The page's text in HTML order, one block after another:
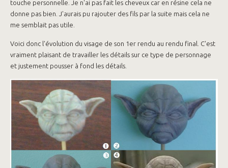
touche personnelle. Je n'ai pas fait les cheveux car en résine cela ne
donne pas bien. J'aurais pu rajouter des fils par la suite mais cela ne
me semblait pas utile.
Voici donc l'évolution du visage de son 1er rendu au rendu final. C'est
vraiment plaisant de travailler les détails sur ce type de personnage
et justement pousser à fond les détails.